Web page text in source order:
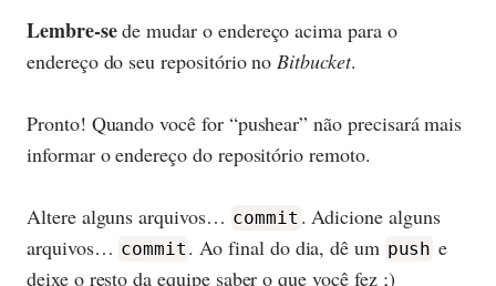
Lembre-sede mudar o endereço acima para o
endereço do seu repositório noBitbucket.
Pronto! Quando você for “pushear” não precisará mais
informar o endereço do repositório remoto.
Altere alguns arquivos… commit . Adicione alguns
arquivos… commit . Ao final do dia, dê um push e
deixe o resto da equipe saber o que você fez ;)